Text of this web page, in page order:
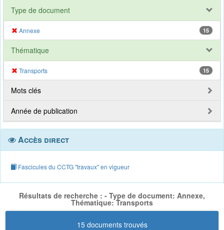
Type de document
Annexe 15
Thématique
Transports 15
Mots clés
Année de publication
Accès direct
Fascicules du CCTG "travaux" en vigueur
Résultats de recherche : - Type de document: Annexe,
Thématique: Transports
15 documents trouvés